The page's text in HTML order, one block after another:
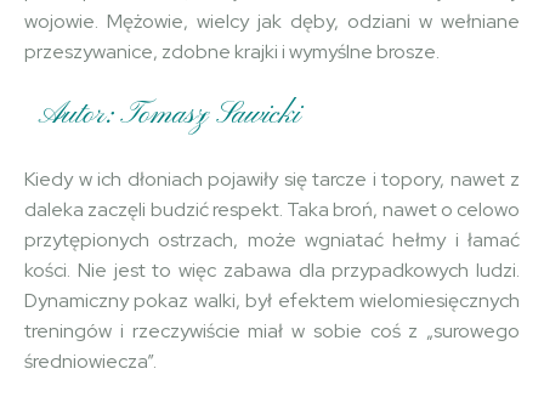
wojowie. Mężowie, wielcy jak dęby, odziani w wełniane
przeszywanice, zdobne krajki i wymyślne brosze.
Autor: Tomasz Sawicki
Kiedy w ich dłoniach pojawiły się tarcze i topory, nawet z
daleka zaczęli budzić respekt. Taka broń, nawet o celowo
przytępionych ostrzach, może wgniatać hełmy i łamać
kości. Nie jest to więc zabawa dla przypadkowych ludzi.
Dynamiczny pokaz walki, był efektem wielomiesięcznych
treningów i rzeczywiście miał w sobie coś z „surowego
średniowiecza”.